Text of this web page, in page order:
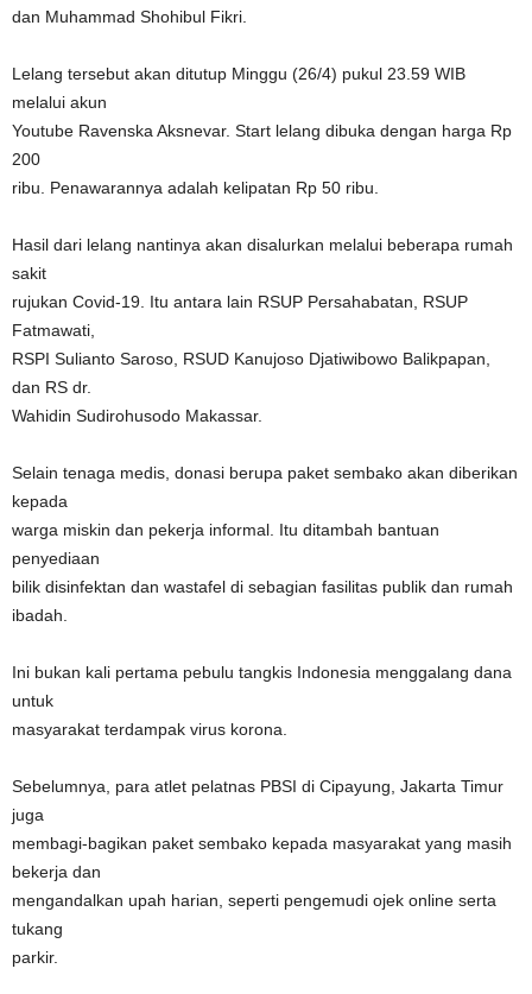
dan Muhammad Shohibul Fikri.
Lelang tersebut akan ditutup Minggu (26/4) pukul 23.59 WIB
melalui akun
Youtube Ravenska Aksnevar. Start lelang dibuka dengan harga Rp
200
ribu. Penawarannya adalah kelipatan Rp 50 ribu.
Hasil dari lelang nantinya akan disalurkan melalui beberapa rumah
sakit
rujukan Covid-19. Itu antara lain RSUP Persahabatan, RSUP
Fatmawati,
RSPI Sulianto Saroso, RSUD Kanujoso Djatiwibowo Balikpapan,
dan RS dr.
Wahidin Sudirohusodo Makassar.
Selain tenaga medis, donasi berupa paket sembako akan diberikan
kepada
warga miskin dan pekerja informal. Itu ditambah bantuan
penyediaan
bilik disinfektan dan wastafel di sebagian fasilitas publik dan rumah
ibadah.
Ini bukan kali pertama pebulu tangkis Indonesia menggalang dana
untuk
masyarakat terdampak virus korona.
Sebelumnya, para atlet pelatnas PBSI di Cipayung, Jakarta Timur
juga
membagi-bagikan paket sembako kepada masyarakat yang masih
bekerja dan
mengandalkan upah harian, seperti pengemudi ojek online serta
tukang
parkir.